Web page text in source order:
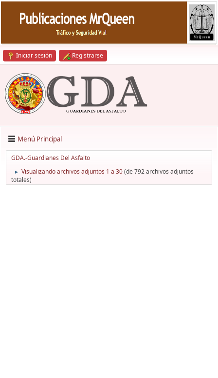
Iniciar sesión Registrarse
Menú Principal
GDA.-Guardianes Del Asfalto
► Visualizando archivos adjuntos 1 a 30(de 792 archivos adjuntos
totales)